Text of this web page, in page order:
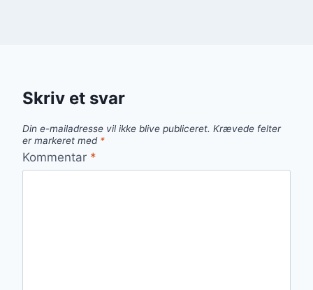
Skriv et svar
Din e-mailadresse vil ikke blive publiceret. Krævede felter
er markeret med *
Kommentar *